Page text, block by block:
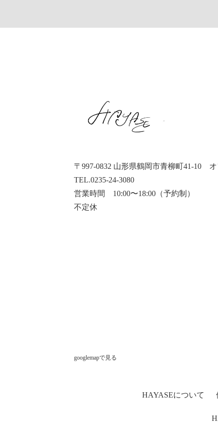
〒997-0832 山形県鶴岡市青柳町41-10
TEL.0235-24-3080
営業時間 10:00〜18:00（予約制）
不定休
googlemapで見る
HAYASEについて